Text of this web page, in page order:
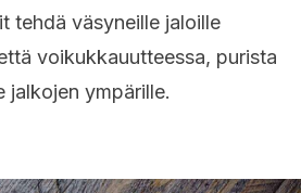
tehdä väsyneille jaloille
voikukkauutteessa, purista
jalkojen ympärille.